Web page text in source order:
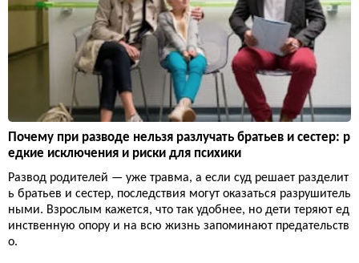
Почему при разводе нельзя разлучать братьев и сестер: р
едкие исключения и риски для психики
Развод родителей — уже травма, а если суд решает разделит
ь братьев и сестер, последствия могут оказаться разрушитель
ными. Взрослым кажется, что так удобнее, но дети теряют ед
инственную опору и на всю жизнь запоминают предательств
о.